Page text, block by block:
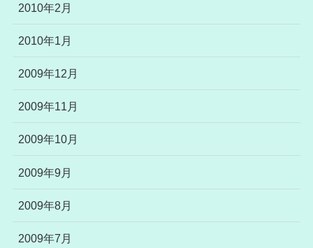
2010年2月
2010年1月
2009年12月
2009年11月
2009年10月
2009年9月
2009年8月
2009年7月